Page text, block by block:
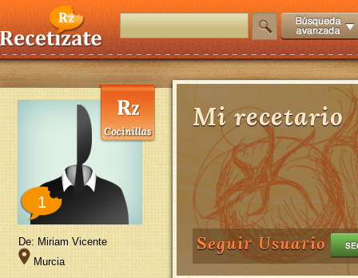
1
De: Miriam Vicente
Murcia
Mi recetario
Seguir Usuario